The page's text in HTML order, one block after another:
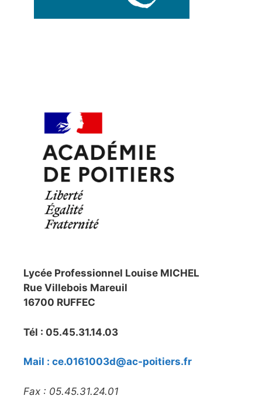
Lycée Professionnel Louise MICHEL
Rue Villebois Mareuil
16700 RUFFEC
Tél : 05.45.31.14.03
Mail : ce.0161003d@ac-poitiers.fr
Fax : 05.45.31.24.01